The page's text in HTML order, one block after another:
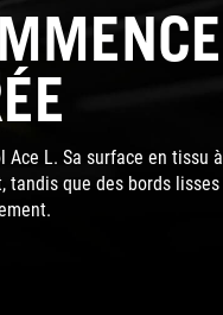
L. Sa surface en tissu à
tandis que des bords lisses